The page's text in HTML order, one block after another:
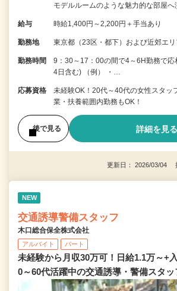
モデルルームのような魅力的な部屋
給与 時給1,400円～2,200円＋手当あり
勤務地 東京都（23区・都下）および近郊エ
勤務時間
9：30～17：00の間で4～6H勤務で
4日含む) （例） ・…
応募資格
未経験OK！20代～40代の女性スタッ
業・扶養範囲内勤務もOK！
後で見る 詳細を見る
更新日： 2026/03/04
NEW
交通誘導警備スタッフ
木口総合保全株式会社
アルバイト パート
未経験から月収30万可！日給1.1万～+
0～60代活躍中の交通誘導・警備スタッ